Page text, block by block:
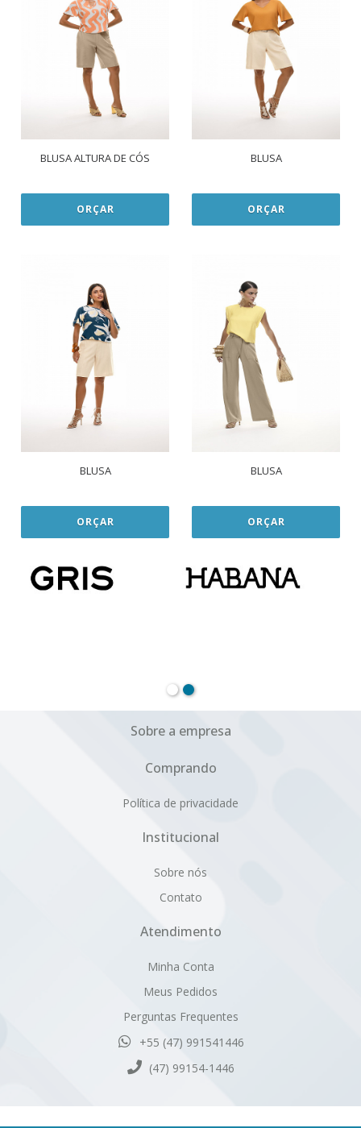
BLUSA ALTURA DE CÓS
ORÇAR
BLUSA
ORÇAR
BLUSA
ORÇAR
BLUSA
ORÇAR
Comprando
Política de privacidade
Institucional
Sobre nós
Minha Conta
Perguntas Frequentes
+55 (47) 991541446
(47) 99154-1446
Cativa Têxtil Indústria e Comércio Ltda. | CNPJ: 80.959.513/0001-
63 | Inscrição Estadual: 251.735.346